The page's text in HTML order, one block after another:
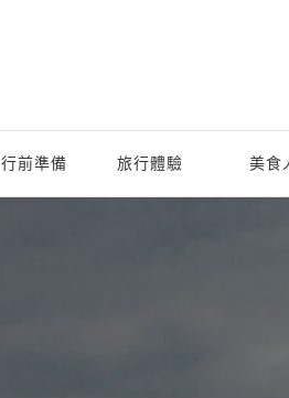
行前準備 旅行體驗 美食